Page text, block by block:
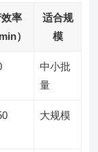
率
）
适合规
模
中小批
量
大规模